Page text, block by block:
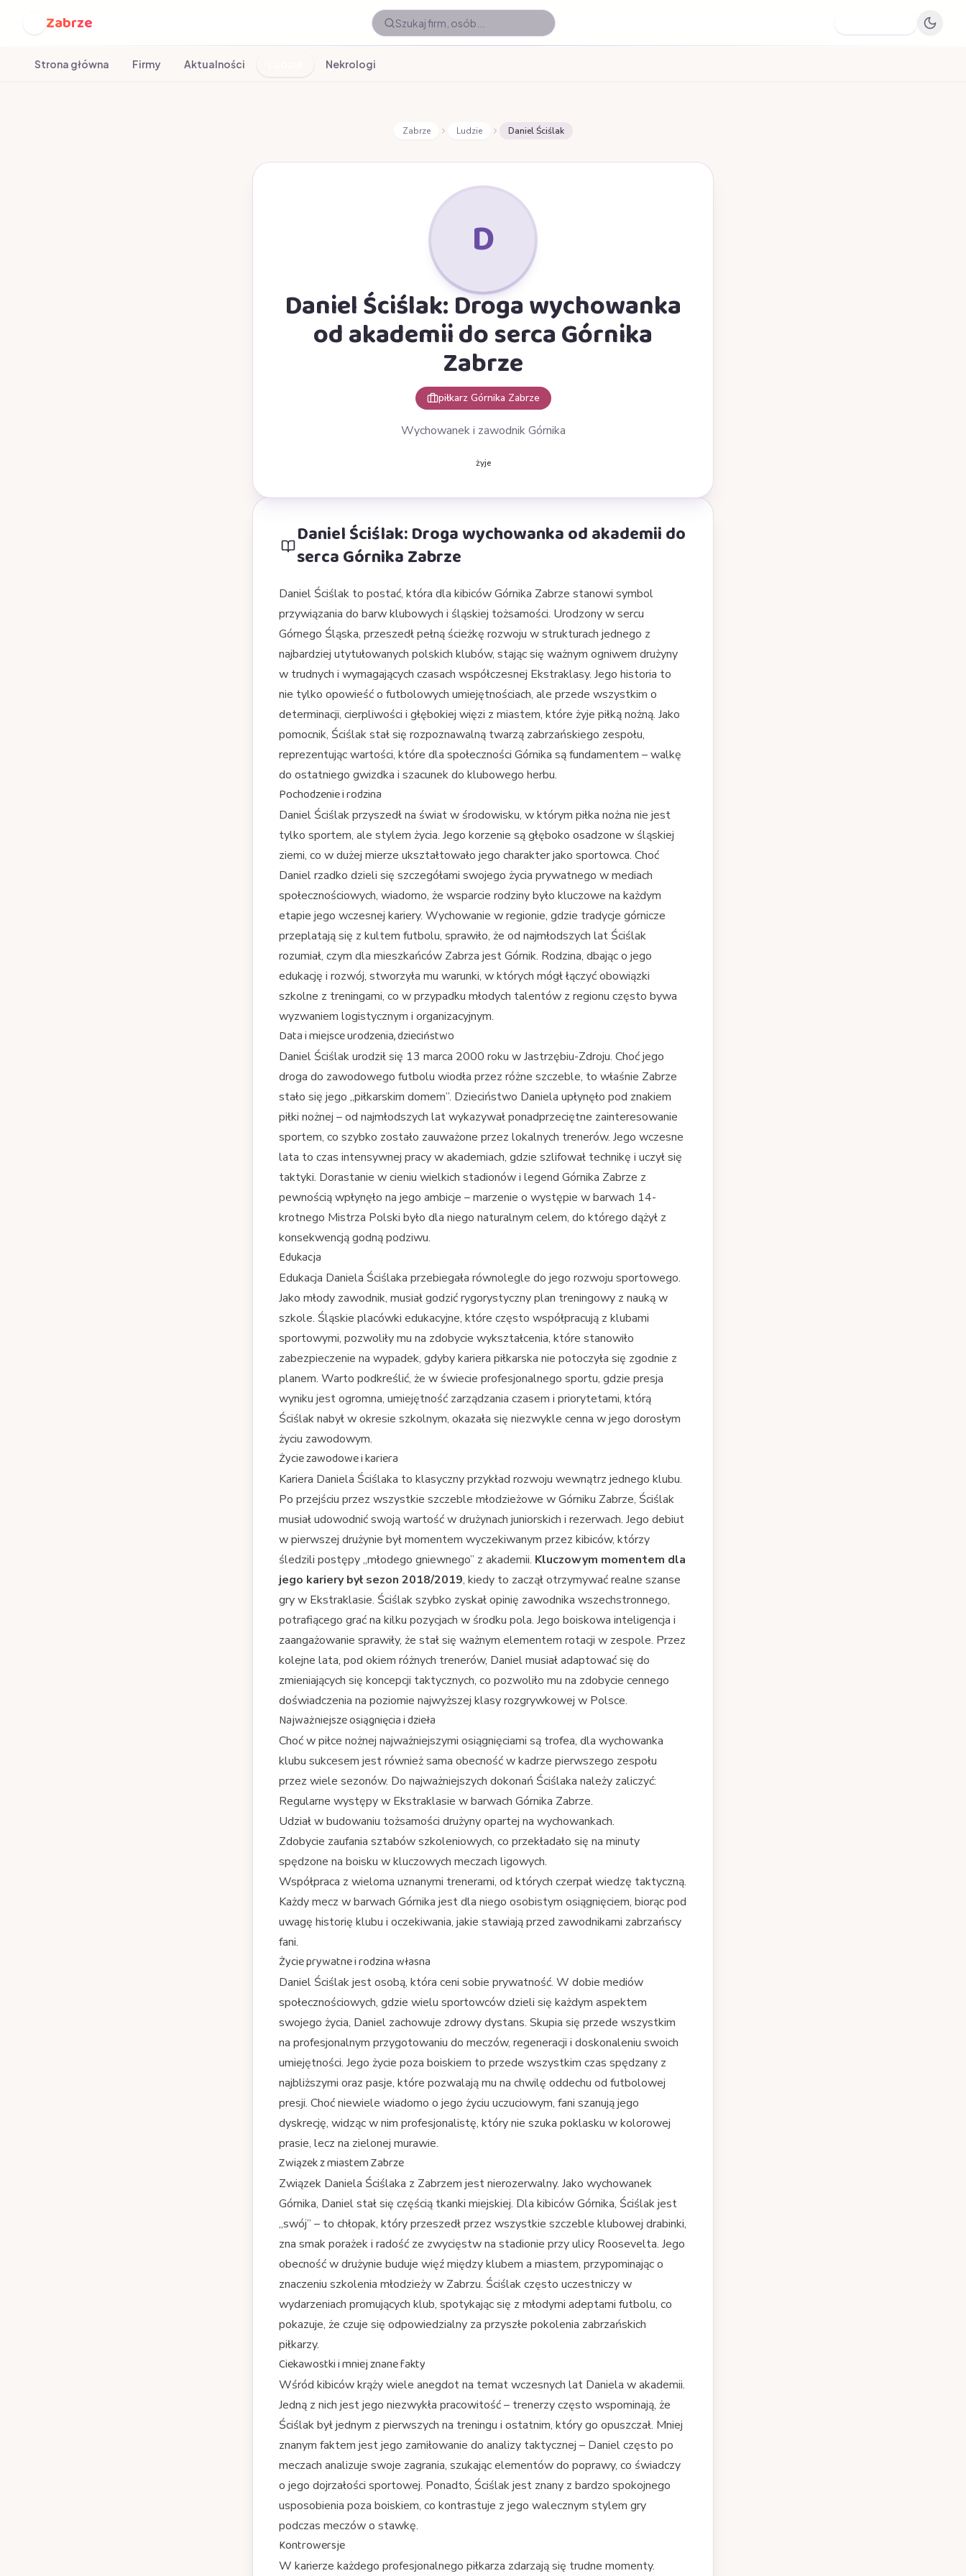
Zabrze
Strona główna Firmy Aktualności Nekrologi
Zabrze Ludzie Daniel Ściślak
D
Daniel Ściślak: Droga wychowanka
od akademii do serca Górnika
Zabrze
piłkarz Górnika Zabrze
Wychowanek i zawodnik Górnika
żyje
Daniel Ściślak: Droga wychowanka od akademii do
serca Górnika Zabrze
Daniel Ściślak to postać, która dla kibiców Górnika Zabrze stanowi symbol
przywiązania do barw klubowych i śląskiej tożsamości. Urodzony w sercu
Górnego Śląska, przeszedł pełną ścieżkę rozwoju w strukturach jednego z
najbardziej utytułowanych polskich klubów, stając się ważnym ogniwem drużyny
w trudnych i wymagających czasach współczesnej Ekstraklasy. Jego historia to
nie tylko opowieść o futbolowych umiejętnościach, ale przede wszystkim o
determinacji, cierpliwości i głębokiej więzi z miastem, które żyje piłką nożną. Jako
pomocnik, Ściślak stał się rozpoznawalną twarzą zabrzańskiego zespołu,
reprezentując wartości, które dla społeczności Górnika są fundamentem – walkę
do ostatniego gwizdka i szacunek do klubowego herbu.
Pochodzenie i rodzina
Daniel Ściślak przyszedł na świat w środowisku, w którym piłka nożna nie jest
tylko sportem, ale stylem życia. Jego korzenie są głęboko osadzone w śląskiej
ziemi, co w dużej mierze ukształtowało jego charakter jako sportowca. Choć
Daniel rzadko dzieli się szczegółami swojego życia prywatnego w mediach
społecznościowych, wiadomo, że wsparcie rodziny było kluczowe na każdym
etapie jego wczesnej kariery. Wychowanie w regionie, gdzie tradycje górnicze
przeplatają się z kultem futbolu, sprawiło, że od najmłodszych lat Ściślak
rozumiał, czym dla mieszkańców Zabrza jest Górnik. Rodzina, dbając o jego
edukację i rozwój, stworzyła mu warunki, w których mógł łączyć obowiązki
szkolne z treningami, co w przypadku młodych talentów z regionu często bywa
wyzwaniem logistycznym i organizacyjnym.
Data i miejsce urodzenia, dzieciństwo
Daniel Ściślak urodził się 13 marca 2000 roku w Jastrzębiu-Zdroju. Choć jego
droga do zawodowego futbolu wiodła przez różne szczeble, to właśnie Zabrze
stało się jego „piłkarskim domem”. Dzieciństwo Daniela upłynęło pod znakiem
piłki nożnej – od najmłodszych lat wykazywał ponadprzeciętne zainteresowanie
sportem, co szybko zostało zauważone przez lokalnych trenerów. Jego wczesne
lata to czas intensywnej pracy w akademiach, gdzie szlifował technikę i uczył się
taktyki. Dorastanie w cieniu wielkich stadionów i legend Górnika Zabrze z
pewnością wpłynęło na jego ambicje – marzenie o występie w barwach 14-
krotnego Mistrza Polski było dla niego naturalnym celem, do którego dążył z
konsekwencją godną podziwu.
Edukacja
Edukacja Daniela Ściślaka przebiegała równolegle do jego rozwoju sportowego.
Jako młody zawodnik, musiał godzić rygorystyczny plan treningowy z nauką w
szkole. Śląskie placówki edukacyjne, które często współpracują z klubami
sportowymi, pozwoliły mu na zdobycie wykształcenia, które stanowiło
zabezpieczenie na wypadek, gdyby kariera piłkarska nie potoczyła się zgodnie z
planem. Warto podkreślić, że w świecie profesjonalnego sportu, gdzie presja
wyniku jest ogromna, umiejętność zarządzania czasem i priorytetami, którą
Ściślak nabył w okresie szkolnym, okazała się niezwykle cenna w jego dorosłym
życiu zawodowym.
Życie zawodowe i kariera
Kariera Daniela Ściślaka to klasyczny przykład rozwoju wewnątrz jednego klubu.
Po przejściu przez wszystkie szczeble młodzieżowe w Górniku Zabrze, Ściślak
musiał udowodnić swoją wartość w drużynach juniorskich i rezerwach. Jego debiut
w pierwszej drużynie był momentem wyczekiwanym przez kibiców, którzy
śledzili postępy „młodego gniewnego” z akademii. Kluczowym momentem dla
jego kariery był sezon 2018/2019, kiedy to zaczął otrzymywać realne szanse
gry w Ekstraklasie. Ściślak szybko zyskał opinię zawodnika wszechstronnego,
potrafiącego grać na kilku pozycjach w środku pola. Jego boiskowa inteligencja i
zaangażowanie sprawiły, że stał się ważnym elementem rotacji w zespole. Przez
kolejne lata, pod okiem różnych trenerów, Daniel musiał adaptować się do
zmieniających się koncepcji taktycznych, co pozwoliło mu na zdobycie cennego
doświadczenia na poziomie najwyższej klasy rozgrywkowej w Polsce.
Najważniejsze osiągnięcia i dzieła
Choć w piłce nożnej najważniejszymi osiągnięciami są trofea, dla wychowanka
klubu sukcesem jest również sama obecność w kadrze pierwszego zespołu
przez wiele sezonów. Do najważniejszych dokonań Ściślaka należy zaliczyć:
Regularne występy w Ekstraklasie w barwach Górnika Zabrze.
Udział w budowaniu tożsamości drużyny opartej na wychowankach.
Zdobycie zaufania sztabów szkoleniowych, co przekładało się na minuty
spędzone na boisku w kluczowych meczach ligowych.
Współpraca z wieloma uznanymi trenerami, od których czerpał wiedzę taktyczną.
Każdy mecz w barwach Górnika jest dla niego osobistym osiągnięciem, biorąc pod
uwagę historię klubu i oczekiwania, jakie stawiają przed zawodnikami zabrzańscy
fani.
Życie prywatne i rodzina własna
Daniel Ściślak jest osobą, która ceni sobie prywatność. W dobie mediów
społecznościowych, gdzie wielu sportowców dzieli się każdym aspektem
swojego życia, Daniel zachowuje zdrowy dystans. Skupia się przede wszystkim
na profesjonalnym przygotowaniu do meczów, regeneracji i doskonaleniu swoich
umiejętności. Jego życie poza boiskiem to przede wszystkim czas spędzany z
najbliższymi oraz pasje, które pozwalają mu na chwilę oddechu od futbolowej
presji. Choć niewiele wiadomo o jego życiu uczuciowym, fani szanują jego
dyskrecję, widząc w nim profesjonalistę, który nie szuka poklasku w kolorowej
prasie, lecz na zielonej murawie.
Związek z miastem Zabrze
Związek Daniela Ściślaka z Zabrzem jest nierozerwalny. Jako wychowanek
Górnika, Daniel stał się częścią tkanki miejskiej. Dla kibiców Górnika, Ściślak jest
„swój” – to chłopak, który przeszedł przez wszystkie szczeble klubowej drabinki,
zna smak porażek i radość ze zwycięstw na stadionie przy ulicy Roosevelta. Jego
obecność w drużynie buduje więź między klubem a miastem, przypominając o
znaczeniu szkolenia młodzieży w Zabrzu. Ściślak często uczestniczy w
wydarzeniach promujących klub, spotykając się z młodymi adeptami futbolu, co
pokazuje, że czuje się odpowiedzialny za przyszłe pokolenia zabrzańskich
piłkarzy.
Ciekawostki i mniej znane fakty
Wśród kibiców krąży wiele anegdot na temat wczesnych lat Daniela w akademii.
Jedną z nich jest jego niezwykła pracowitość – trenerzy często wspominają, że
Ściślak był jednym z pierwszych na treningu i ostatnim, który go opuszczał. Mniej
znanym faktem jest jego zamiłowanie do analizy taktycznej – Daniel często po
meczach analizuje swoje zagrania, szukając elementów do poprawy, co świadczy
o jego dojrzałości sportowej. Ponadto, Ściślak jest znany z bardzo spokojnego
usposobienia poza boiskiem, co kontrastuje z jego walecznym stylem gry
podczas meczów o stawkę.
Kontrowersje
W karierze każdego profesjonalnego piłkarza zdarzają się trudne momenty.